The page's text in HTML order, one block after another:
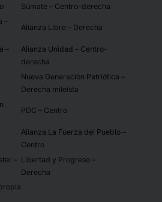
Súmate – Centro-derecha
–
Alianza Libre – Derecha
–
Alianza Unidad – Centro-
derecha
Nueva Generación Patriótica –
Derecha mileísta
PDC – Centro
Alianza La Fuerza del Pueblo –
Centro
– Libertad y Progreso –
Derecha